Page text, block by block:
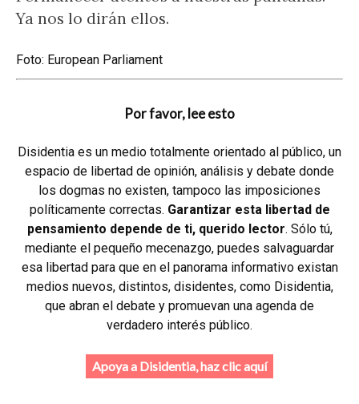
Ya nos lo dirán ellos.
Foto: European Parliament
Por favor, lee esto
Disidentia es un medio totalmente orientado al público, un
espacio de libertad de opinión, análisis y debate donde
los dogmas no existen, tampoco las imposiciones
políticamente correctas. Garantizar esta libertad de
pensamiento depende de ti, querido lector. Sólo tú,
mediante el pequeño mecenazgo, puedes salvaguardar
esa libertad para que en el panorama informativo existan
medios nuevos, distintos, disidentes, como Disidentia,
que abran el debate y promuevan una agenda de
verdadero interés público.
Apoya a Disidentia, haz clic aquí